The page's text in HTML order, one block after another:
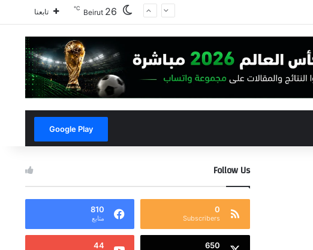
Beirut 26
℃ تابعنا
Google Play
Follow Us
0
Subscribers
810
متابع
650
44